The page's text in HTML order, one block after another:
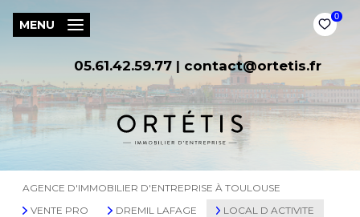
05.61.42.59.77 | contact@ortetis.fr
0
MENU
AGENCE D'IMMOBILIER D'ENTREPRISE À TOULOUSE
VENTE PRO
DREMIL LAFAGE LOCAL D ACTIVITE